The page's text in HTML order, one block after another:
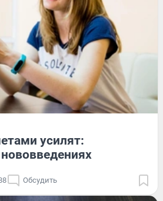
усилят:
Обсудить